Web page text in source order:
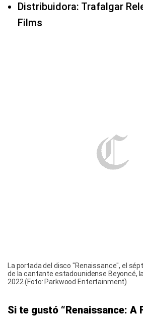
Distribuidora: Trafalgar
Films
La portada del disco "Renaissance", el
de la cantante estadounidense Beyoncé,
2022 (Foto: Parkwood Entertainment)
Si te gustó “Renaissance: A